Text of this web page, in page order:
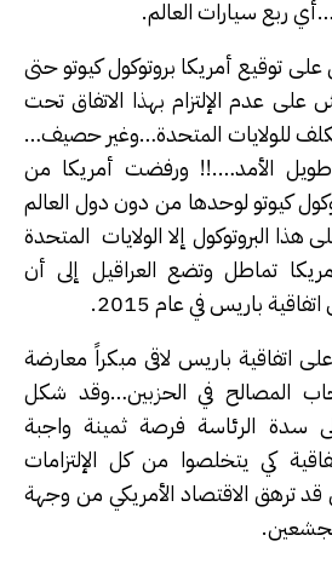
ربع سيارات العالم.
توقيع أمريكا بروتوكول كيوتو حتى
عدم الإلتزام بهذا الاتفاق تحت
للولايات المتحدة…وغير حصيف…
طويل الأمد….!! ورفضت أمريكا من
كيوتو لوحدها من دون دول العالم
دولة على هذا البروتوكول إلا الولايات المتحدة
تماطل وتضع العراقيل إلى أن
باريس في عام 2015.
اتفاقية باريس لاقى مبكراً معارضة
المصالح في الحزبين…وقد شكل
سدة الرئاسة فرصة ثمينة واجبة
كي يتخلصوا من كل الإلتزامات
قد ترهق الاقتصاد الأمريكي من وجهة